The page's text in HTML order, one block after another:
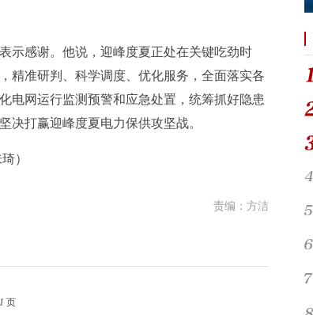
感谢。他说，迎峰度夏正处在关键吃劲时
精准研判、科学调度、优化服务，全面落实各
电网运行监测预警和应急处置，统筹抓好隐患
决打赢迎峰度夏电力保供攻坚战。
）
责编：方洁
1 页